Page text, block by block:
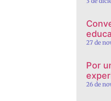
27 de
Por
26 de